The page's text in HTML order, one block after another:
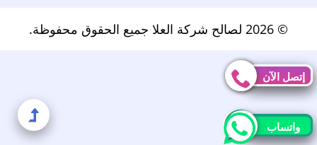
© 2026 لصالح شركة العلا جميع الحقوق محفوظة.
إتصل الآن
واتساب
إلى
إتصل الآن
واتساب